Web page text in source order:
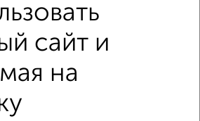
рядом
недалеко от Филатова 17Б
сайт и
на